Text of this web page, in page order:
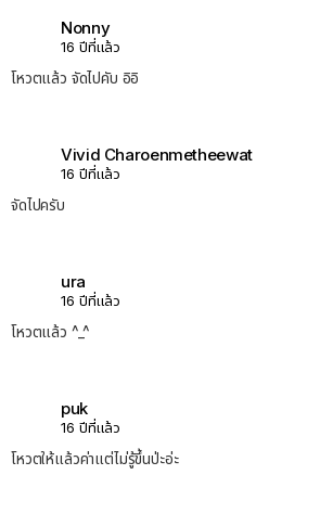
Nonny
16 ปีที่แล้ว
โหวตแล้ว จัดไปคับ อิอิ
Vivid Charoenmetheewat
16 ปีที่แล้ว
จัดไปครับ
ura
16 ปีที่แล้ว
โหวตแล้ว ^_^
puk
16 ปีที่แล้ว
โหวตให้แล้วค่าแต่ไม่รู้ขึ้นป่ะอ่ะ